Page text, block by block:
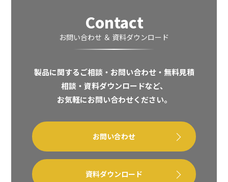
Contact
お問い合わせ ＆ 資料ダウンロード
製品に関するご相談・お問い合わせ・無料見積
相談・資料ダウンロードなど、
お気軽にお問い合わせください。
お問い合わせ
資料ダウンロード